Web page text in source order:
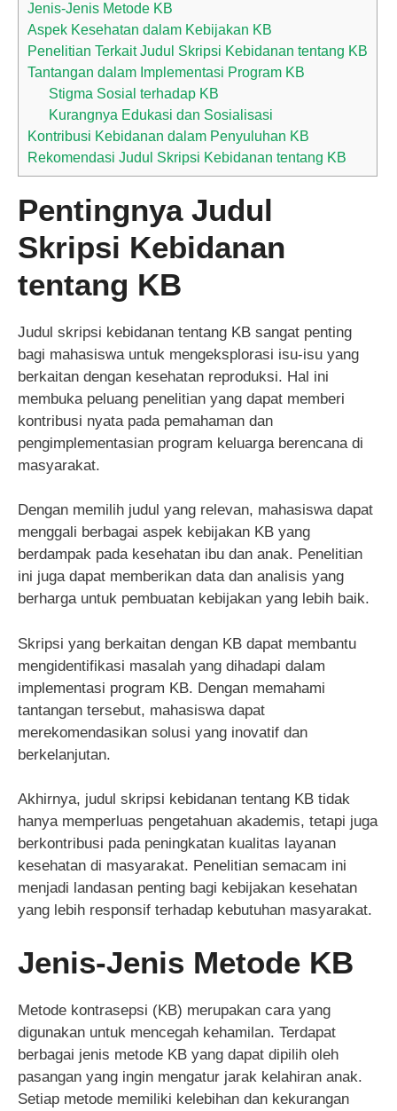
Jenis-Jenis Metode KB
Aspek Kesehatan dalam Kebijakan KB
Penelitian Terkait Judul Skripsi Kebidanan tentang KB
Tantangan dalam Implementasi Program KB
Stigma Sosial terhadap KB
Kurangnya Edukasi dan Sosialisasi
Kontribusi Kebidanan dalam Penyuluhan KB
Rekomendasi Judul Skripsi Kebidanan tentang KB
Pentingnya Judul
Skripsi Kebidanan
tentang KB
Judul skripsi kebidanan tentang KB sangat penting
bagi mahasiswa untuk mengeksplorasi isu-isu yang
berkaitan dengan kesehatan reproduksi. Hal ini
membuka peluang penelitian yang dapat memberi
kontribusi nyata pada pemahaman dan
pengimplementasian program keluarga berencana di
masyarakat.
Dengan memilih judul yang relevan, mahasiswa dapat
menggali berbagai aspek kebijakan KB yang
berdampak pada kesehatan ibu dan anak. Penelitian
ini juga dapat memberikan data dan analisis yang
berharga untuk pembuatan kebijakan yang lebih baik.
Skripsi yang berkaitan dengan KB dapat membantu
mengidentifikasi masalah yang dihadapi dalam
implementasi program KB. Dengan memahami
tantangan tersebut, mahasiswa dapat
merekomendasikan solusi yang inovatif dan
berkelanjutan.
Akhirnya, judul skripsi kebidanan tentang KB tidak
hanya memperluas pengetahuan akademis, tetapi juga
berkontribusi pada peningkatan kualitas layanan
kesehatan di masyarakat. Penelitian semacam ini
menjadi landasan penting bagi kebijakan kesehatan
yang lebih responsif terhadap kebutuhan masyarakat.
Jenis-Jenis Metode KB
Metode kontrasepsi (KB) merupakan cara yang
digunakan untuk mencegah kehamilan. Terdapat
berbagai jenis metode KB yang dapat dipilih oleh
pasangan yang ingin mengatur jarak kelahiran anak.
Setiap metode memiliki kelebihan dan kekurangan